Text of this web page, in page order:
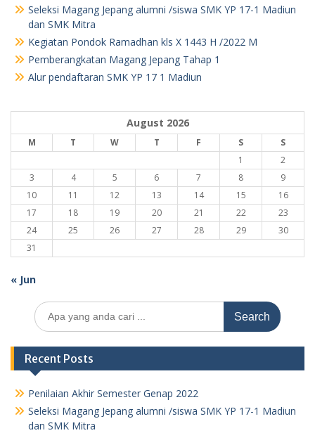
Seleksi Magang Jepang alumni /siswa SMK YP 17-1 Madiun
dan SMK Mitra
Kegiatan Pondok Ramadhan kls X 1443 H /2022 M
Pemberangkatan Magang Jepang Tahap 1
Alur pendaftaran SMK YP 17 1 Madiun
August 2026
M T W T F S
S
1
2
3
4 5 6 7 8
9
10
11 12 13 14 15
16
17
18 19 20 21 22
23
24
25 26 27 28 29
30
31
« Jun
Search
for:
Recent Posts
Penilaian Akhir Semester Genap 2022
Seleksi Magang Jepang alumni /siswa SMK YP 17-1 Madiun
dan SMK Mitra